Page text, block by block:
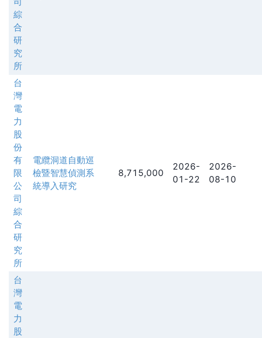
綜
合
研
究
所
台
灣
電
力
股
份
有
限
公
司
綜
合
研
究
所
電纜洞道自動巡
檢暨智慧偵測系
統導入研究
8,715,000
2026-
01-22
2026-
08-10
台
灣
電
力
股